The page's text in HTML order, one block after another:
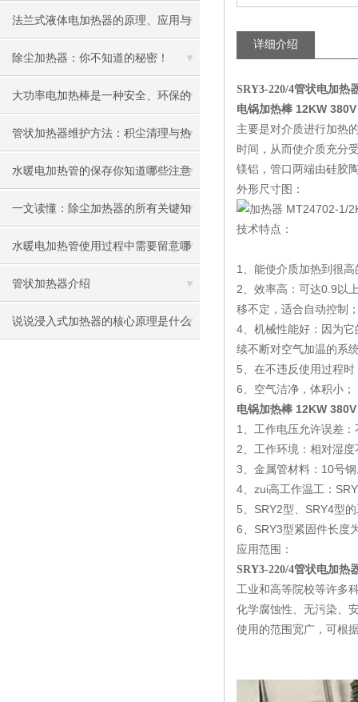
法兰式液体电加热器的原理、应用与
优势
除尘加热器：你不知道的秘密！
大功率电加热棒是一种安全、环保的
加热设备
管状加热器维护方法：积尘清理与热
效率提升技巧
水暖电加热管的保存你知道哪些注意
事项呢
一文读懂：除尘加热器的所有关键知
识
水暖电加热管使用过程中需要留意哪
些地方
管状加热器介绍
说说浸入式加热器的核心原理是什么
详细介绍
SRY3-220/4管状电加热
电锅加热棒 12KW
主要是对介质进行加热
时间，从而使介质充分
镁铝，管口两端由硅胶
外形尺寸图：
技术特点：
1、能使介质加热到很
2、效率高：可达0.9以
移不定，适合自动控制
4、机械性能好：因为
续不断对空气加温的系
5、在不违反使用过程
6、空气洁净，体积小；
电锅加热棒 12KW
1、工作电压允许误差
2、工作环境：相对湿
3、金属管材料：10号
4、zui高工作温工：
5、SRY2型、SRY4型
6、SRY3型紧固件长度
应用范围：
SRY3-220/4管状电加热
工业和高等院校等许多
化学腐蚀性、无污染、
使用的范围宽广，可根